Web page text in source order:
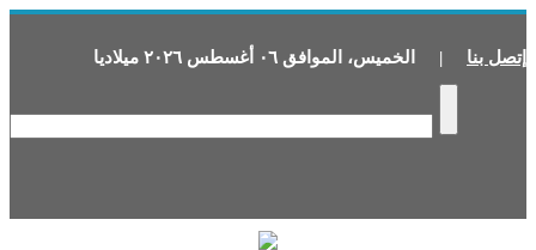
إتصل بنا | الخميس، الموافق ٠٦ أغسطس ٢٠٢٦ ميلاديا